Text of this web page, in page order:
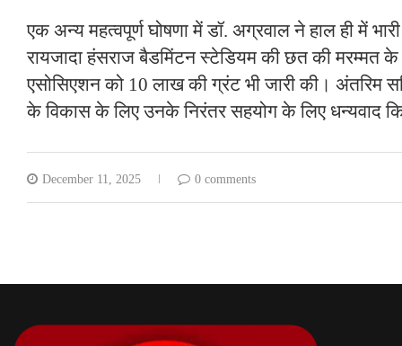
एक अन्य महत्वपूर्ण घोषणा में डॉ. अग्रवाल ने हाल ही में
रायजादा हंसराज बैडमिंटन स्टेडियम की छत की मरम्मत के
एसोसिएशन को 10 लाख की ग्रंट भी जारी की। अंतरिम
के विकास के लिए उनके निरंतर सहयोग के लिए धन्यवाद
December 11, 2025 0 comments